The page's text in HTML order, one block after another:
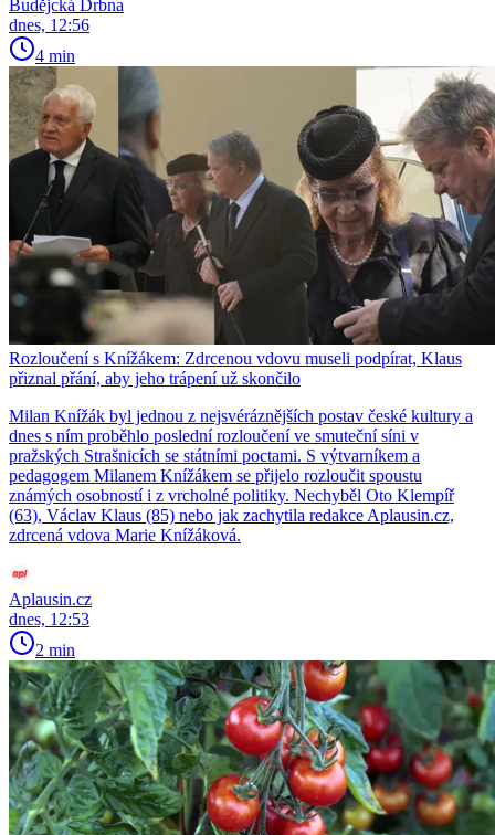
Budějcká Drbna
dnes, 12:56
4 min
Rozloučení s Knížákem: Zdrcenou vdovu museli podpírat, Klaus
přiznal přání, aby jeho trápení už skončilo
Milan Knížák byl jednou z nejsvéráznějších postav české kultury a
dnes s ním proběhlo poslední rozloučení ve smuteční síni v
pražských Strašnicích se státními poctami. S výtvarníkem a
pedagogem Milanem Knížákem se přijelo rozloučit spoustu
známých osobností i z vrcholné politiky. Nechyběl Oto Klempíř
(63), Václav Klaus (85) nebo jak zachytila redakce Aplausin.cz,
zdrcená vdova Marie Knížáková.
Aplausin.cz
dnes, 12:53
2 min